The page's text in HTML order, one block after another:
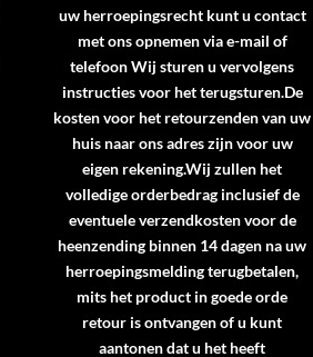
uw herroepingsrecht kunt u contact
met ons opnemen via e-mail of
telefoon Wij sturen u vervolgens
instructies voor het terugsturen.De
kosten voor het retourzenden van uw
huis naar ons adres zijn voor uw
eigen rekening.Wij zullen het
volledige orderbedrag inclusief de
eventuele verzendkosten voor de
heenzending binnen 14 dagen na uw
herroepingsmelding terugbetalen,
mits het product in goede orde
retour is ontvangen of u kunt
aantonen dat u het heeft